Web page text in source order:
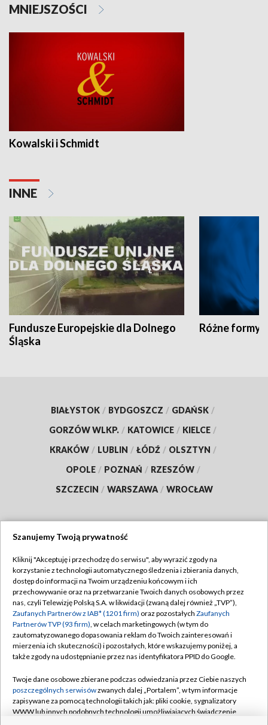
MNIEJSZOŚCI
Kowalski i Schmidt
INNE
Fundusze Europejskie dla Dolnego
Śląska
Różne formy
BIAŁYSTOK / BYDGOSZCZ / GDAŃSK /
GORZÓW WLKP. / KATOWICE / KIELCE /
KRAKÓW / LUBLIN / ŁÓDŹ / OLSZTYN /
OPOLE / POZNAŃ / RZESZÓW /
SZCZECIN / WARSZAWA / WROCŁAW
TVP
Abonament TVP
Emisja w TVP
Centrum informacji TVP
Naziemna Telewizja Cyfrowa
Rada Programowa
System NOS
Regulamin TVP
Polityka prywatności
Moje zgody
Pomoc
Kontakt
Szanujemy Twoją prywatność
Kliknij "Akceptuję i przechodzę do serwisu", aby wyrazić zgody na
korzystanie z technologii automatycznego śledzenia i zbierania danych,
dostęp do informacji na Twoim urządzeniu końcowym i ich
przechowywanie oraz na przetwarzanie Twoich danych osobowych przez
nas, czyli Telewizję Polską S.A. w likwidacji (zwaną dalej również „TVP”),
Zaufanych Partnerów z IAB* (1201 firm) oraz pozostałych Zaufanych
Partnerów TVP (93 firm), w celach marketingowych (w tym do
zautomatyzowanego dopasowania reklam do Twoich zainteresowań i
mierzenia ich skuteczności) i pozostałych, które wskazujemy poniżej, a
także zgody na udostępnianie przez nas identyfikatora PPID do Google.
Twoje dane osobowe zbierane podczas odwiedzania przez Ciebie naszych
poszczególnych serwisówzwanych dalej „Portalem”, w tym informacje
zapisywane za pomocą technologii takich jak: pliki cookie, sygnalizatory
WWW lub innych podobnych technologii umożliwiających świadczenie